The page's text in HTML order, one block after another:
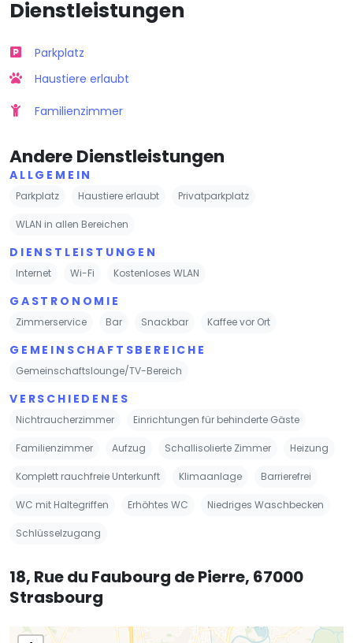
Dienstleistungen
Parkplatz
Haustiere erlaubt
Familienzimmer
Andere Dienstleistungen
ALLGEMEIN
Parkplatz Haustiere erlaubt Privatparkplatz
WLAN in allen Bereichen
DIENSTLEISTUNGEN
Internet Wi-Fi Kostenloses WLAN
GASTRONOMIE
Zimmerservice Bar Snackbar Kaffee vor Ort
GEMEINSCHAFTSBEREICHE
Gemeinschaftslounge/TV-Bereich
VERSCHIEDENES
Nichtraucherzimmer Einrichtungen für behinderte Gäste
Familienzimmer Aufzug Schallisolierte Zimmer Heizung
Komplett rauchfreie Unterkunft Klimaanlage Barrierefrei
WC mit Haltegriffen Erhöhtes WC Niedriges Waschbecken
Schlüsselzugang
18, Rue du Faubourg de Pierre, 67000
Strasbourg